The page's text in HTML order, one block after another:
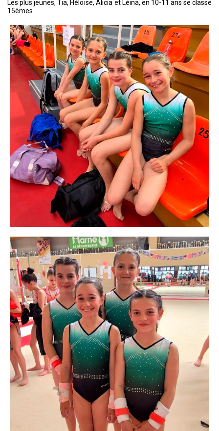
Les plus jeunes, Tia, Héloïse, Alicia et Léina, en 10-11 ans se classe
15èmes.